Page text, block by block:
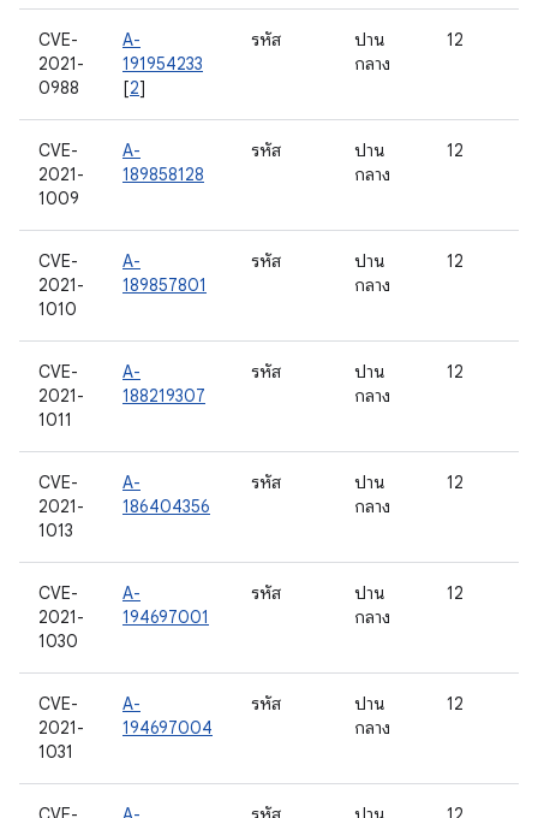
CVE-
2021-
0988
A-
191954233
[2]
รหัส
ปาน
กลาง
12
CVE-
2021-
1009
A-
189858128
รหัส
ปาน
กลาง
12
CVE-
2021-
1010
A-
189857801
รหัส
ปาน
กลาง
12
CVE-
2021-
1011
A-
188219307
รหัส
ปาน
กลาง
12
CVE-
2021-
1013
A-
186404356
รหัส
ปาน
กลาง
12
CVE-
2021-
1030
A-
194697001
รหัส
ปาน
กลาง
12
CVE-
2021-
1031
A-
194697004
รหัส
ปาน
กลาง
12